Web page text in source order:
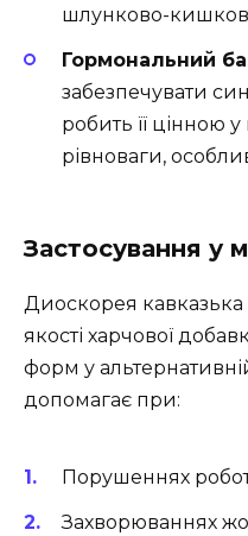
шлунково-
Гормональний
забезпечувати
робить її цінною
рівноваги,
Застосування у
Диоскорея кавказька
якості харчової
форм у
допомагає при:
Порушеннях
Захворюваннях